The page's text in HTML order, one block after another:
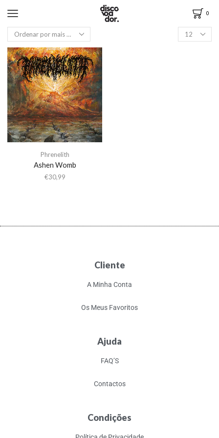
0
Phrenelith
Ashen Womb
€30,99
Cliente
A Minha Conta
Os Meus Favoritos
Ajuda
FAQ’S
Contactos
Condições